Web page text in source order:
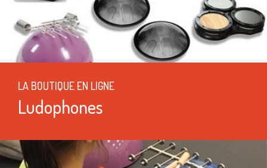
LA BOUTIQUE EN LIGNE
Ludophones